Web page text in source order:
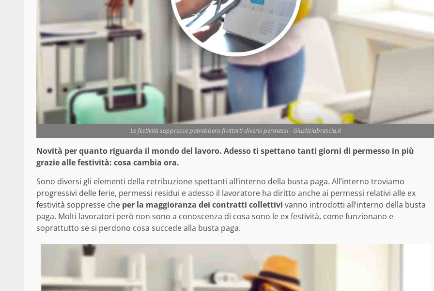
Le festività soppresse potrebbero fruttarti diversi permessi - Giustiziabrescia.it
Novità per quanto riguarda il mondo del lavoro. Adesso ti spettano tanti giorni di permesso in più
grazie alle festività: cosa cambia ora.
Sono diversi gli elementi della retribuzione spettanti all’interno della busta paga. All’interno troviamo
progressivi delle ferie, permessi residui e adesso il lavoratore ha diritto anche ai permessi relativi alle ex
festività soppresse che per la maggioranza dei contratti collettivi vanno introdotti all’interno della busta
paga. Molti lavoratori però non sono a conoscenza di cosa sono le ex festività, come funzionano e
soprattutto se si perdono cosa succede alla busta paga.